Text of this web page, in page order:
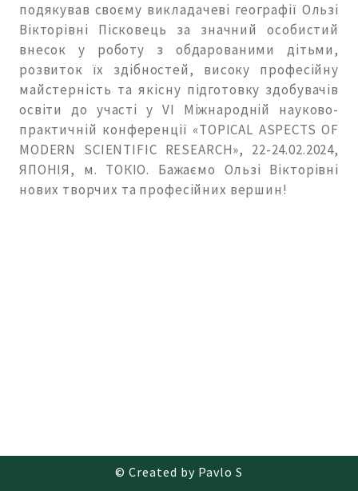
подякував своєму викладачеві географії Ользі
Вікторівні Пісковець за значний особистий
внесок у роботу з обдарованими дітьми,
розвиток їх здібностей, високу професійну
майстерність та якісну підготовку здобувачів
освіти до участі у VI Міжнародній науково-
практичній конференції «TOPICAL ASPECTS OF
MODERN SCIENTIFIC RESEARCH», 22-24.02.2024,
ЯПОНІЯ, м. ТОКІО. Бажаємо Ользі Вікторівні
нових творчих та професійних вершин!
© Created by Pavlo S